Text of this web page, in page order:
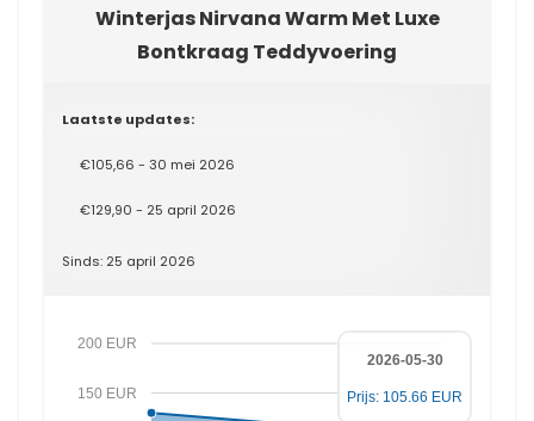
Winterjas Nirvana Warm Met Luxe
Bontkraag Teddyvoering
Laatste updates:
€105,66 - 30 mei 2026
€129,90 - 25 april 2026
Sinds: 25 april 2026
150 EUR
200 EUR
2026-05-30
Prijs: 105.66 EUR